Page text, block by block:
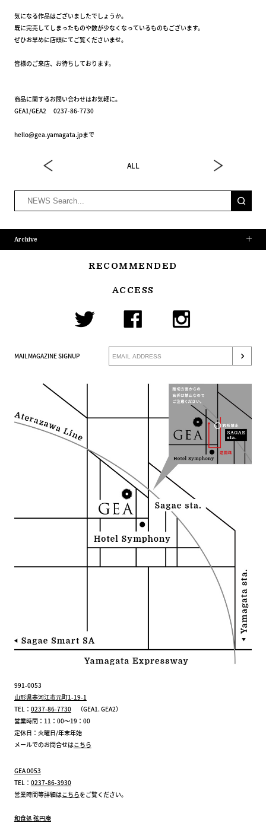
気になる作品はございましたでしょうか。
既に完売してしまったものや数が少なくなっているものもございます。
ぜひお早めに店頭にてご覧くださいませ。
皆様のご来店、お待ちしております。
商品に関するお問い合わせはお気軽に。
GEA1/GEA2 0237-86-7730
hello@gea.yamagata.jpまで
ALL
Archive
RECOMMENDED
ACCESS
MAILMAGAZINE SIGNUP
991-0053
山形県寒河江市元町1-19-1
TEL： 0237-86-7730（GEA1. GEA2）
営業時間：11：00～19：00
定休日：火曜日/年末年始
メールでのお問合せはこちら
GEA 0053
TEL： 0237-86-3930
営業時間等詳細はこちらをご覧ください。
和食処 弦円庵